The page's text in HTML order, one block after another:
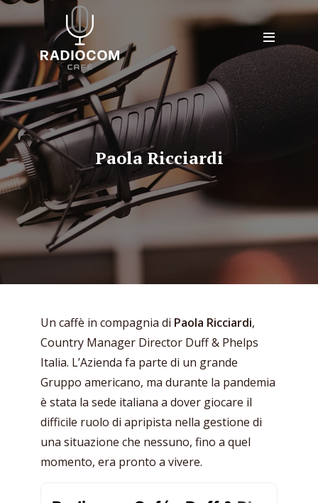
Paola Ricciardi
Un caffè in compagnia di Paola Ricciardi,
Country Manager Director Duff & Phelps
Italia. L’Azienda fa parte di un grande
Gruppo americano, ma durante la pandemia
è stata la sede italiana a dover giocare il
difficile ruolo di apripista nella gestione di
una situazione che nessuno, fino a quel
momento, era pronto a vivere.